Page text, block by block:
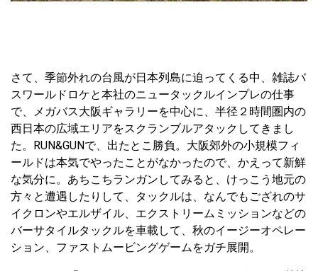
さて、季節外れの台風が日本列島に迫ってくる中、雑誌バ
スワールドロケと本社のニュータックルインプレの仕事
で、メガバス大阪ギャラリーを中心に、半径２時間圏内の
西日本の広域エリアをスクランブルアタックしてきまし
た。RUN&GUNで、出たとこ勝負。大阪郊外の小規模フィ
ールドは本気でやったことがなかったので、かえって新鮮
な気分に。あちこちランガンしてみると、けっこう地元の
方々と遭遇したりして、タックルは、なんでもござれのサ
イクロンやエルザイル、エクストリームミッションなどの
バーサタイルタックルを車載して、秋のイージーオペレー
ション、ファストムービングゲームをガチ展開。